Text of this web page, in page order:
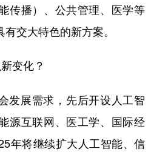
传播）、公共管理、医学等
交大特色的新方案。
变化？
发展需求，先后开设人工智
源互联网、医工学、国际经
年将继续扩大人工智能、信